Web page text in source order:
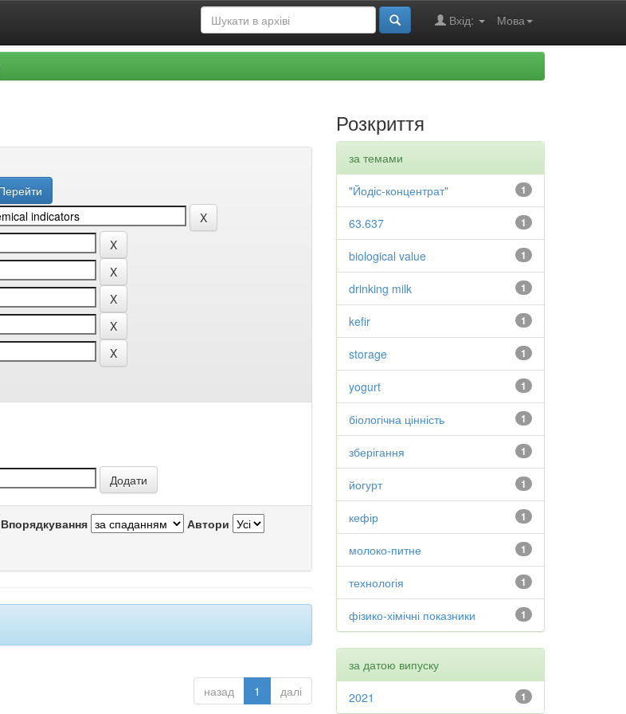
Мова
Вхід:
Впорядкування Автори
назад 1 далі
Розкриття
за темами
1
"Йодіс-концентрат"
1
63.637
1
biological value
1
drinking milk
1
kefir
1
storage
1
yogurt
1
біологічна цінність
1
зберігання
1
йогурт
1
кефір
1
молоко-питне
1
технологія
1
фізико-хімічні показники
за датою випуску
1
2021